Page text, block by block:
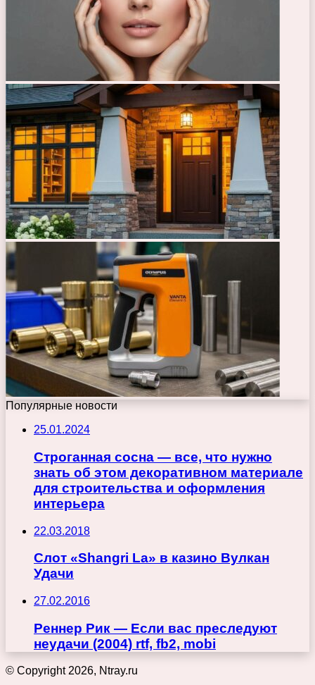
Популярные новости
25.01.2024
Строганная сосна — все, что нужно
знать об этом декоративном материале
для строительства и оформления
интерьера
22.03.2018
Слот «Shangri La» в казино Вулкан
Удачи
27.02.2016
Реннер Рик — Если вас преследуют
неудачи (2004) rtf, fb2, mobi
© Copyright 2026, Ntray.ru